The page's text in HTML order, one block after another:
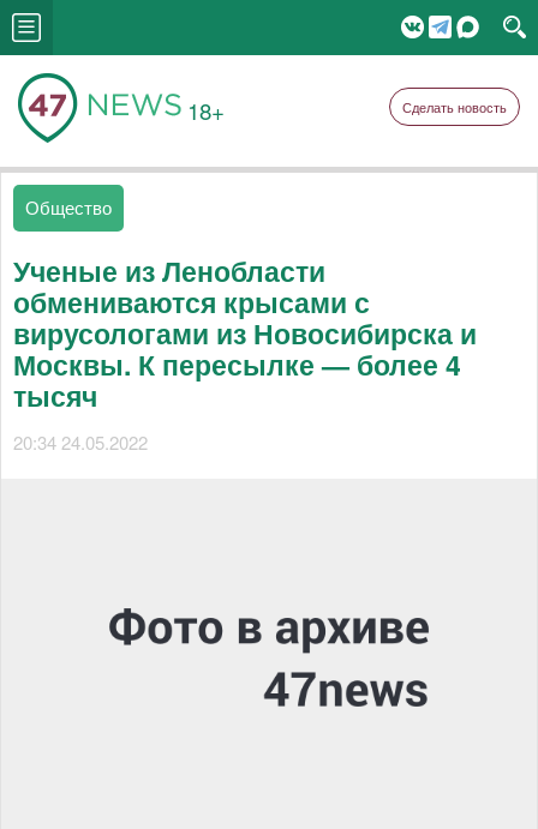
18+ Сделать новость
Общество
Ученые из Ленобласти
обмениваются крысами с
вирусологами из Новосибирска и
Москвы. К пересылке — более 4
тысяч
20:34 24.05.2022